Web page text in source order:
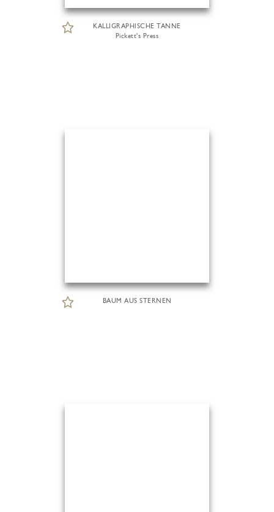
KALLIGRAPHISCHE TANNE
Pickett's Press
BAUM AUS STERNEN